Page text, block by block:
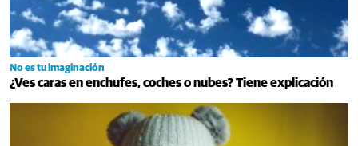
No es tu imaginación
¿Ves caras en enchufes, coches o nubes? Tiene explicación